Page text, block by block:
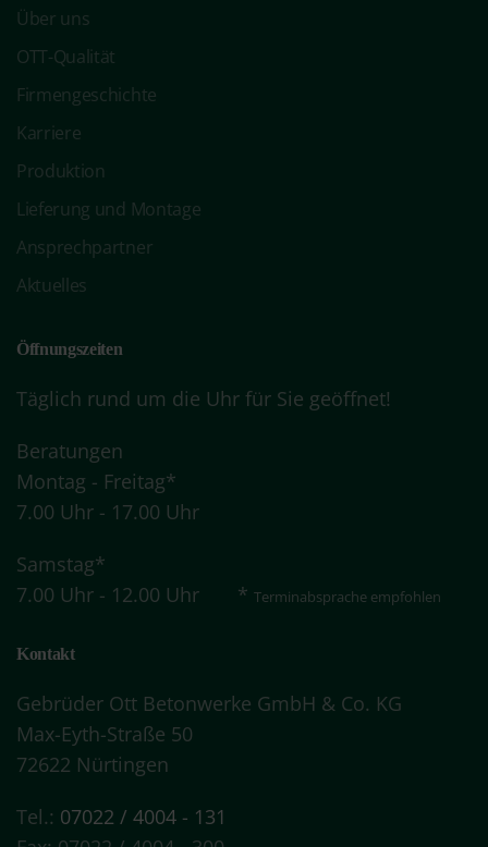
Über uns
OTT-Qualität
Firmengeschichte
Karriere
Produktion
Lieferung und Montage
Ansprechpartner
Aktuelles
Öffnungszeiten
Täglich rund um die Uhr für Sie geöffnet!
Beratungen
Montag - Freitag*
7.00 Uhr - 17.00 Uhr
Samstag*
7.00 Uhr - 12.00 Uhr * Terminabsprache empfohlen
Kontakt
Gebrüder Ott Betonwerke GmbH & Co. KG
Max-Eyth-Straße 50
72622 Nürtingen
Tel.: 07022 / 4004 - 131